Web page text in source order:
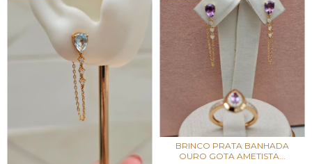
BRINCO PRATA BANHADA
OURO GOTA AMETISTA...